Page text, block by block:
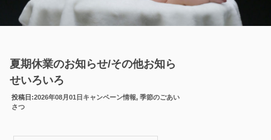
夏期休業のお知らせ/その他お知ら
せいろいろ
投稿日:2026年08月01日 キャンペーン情報,季節のごあい
さつ